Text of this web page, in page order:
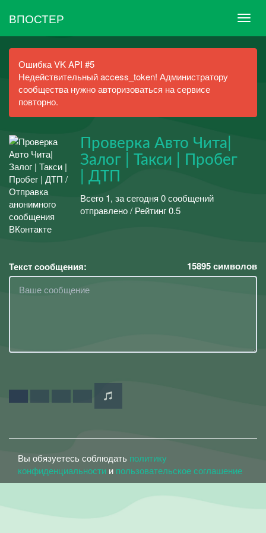
ВПОСТЕР
Ошибка VK API #5
Недействительный access_token! Администратору
сообщества нужно авторизоваться на сервисе
повторно.
Проверка Авто Чита|
Залог | Такси | Пробег
| ДТП
Всего 1, за сегодня 0 сообщений
отправлено / Рейтинг 0.5
Текст сообщения: 15895символов
Вы обязуетесь соблюдать политику
конфиденциальности и пользовательское соглашение